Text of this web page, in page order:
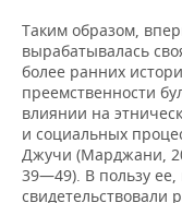
Таким образом,
вырабатывалась
более ранних
преемственности
влиянии на
и социальных
Джучи (Марджани,
39—49). В пользу
свидетельствовали